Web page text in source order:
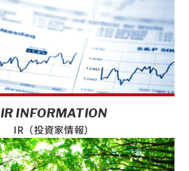
IR INFORMATION
IR（投資家情報）